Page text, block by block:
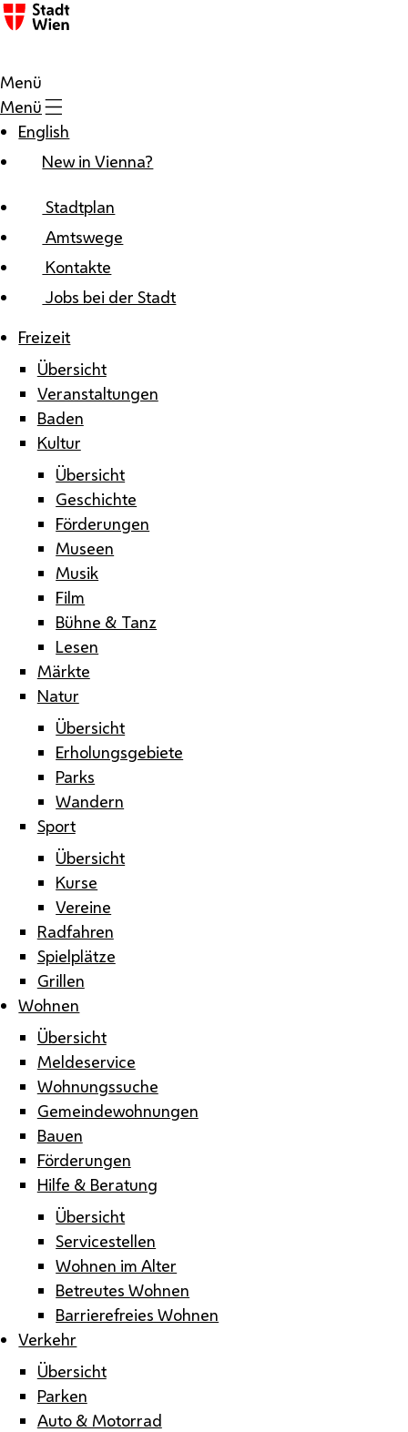
Zum Inhalt
Menü
Menü
English
New in Vienna?
Stadtplan
Amtswege
Kontakte
Jobs bei der Stadt
Freizeit
Übersicht
Veranstaltungen
Baden
Kultur
Übersicht
Geschichte
Förderungen
Museen
Musik
Film
Bühne & Tanz
Lesen
Märkte
Natur
Übersicht
Erholungsgebiete
Parks
Wandern
Sport
Übersicht
Kurse
Vereine
Radfahren
Spielplätze
Grillen
Wohnen
Übersicht
Meldeservice
Wohnungssuche
Gemeindewohnungen
Bauen
Förderungen
Hilfe & Beratung
Übersicht
Servicestellen
Wohnen im Alter
Betreutes Wohnen
Barrierefreies Wohnen
Verkehr
Übersicht
Parken
Auto & Motorrad